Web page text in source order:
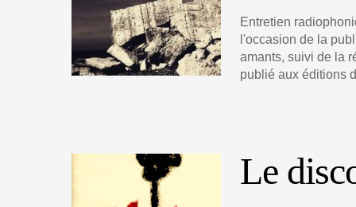
Entretien
l'occasion de la
amants, suivi de la
publié aux éditions
Le